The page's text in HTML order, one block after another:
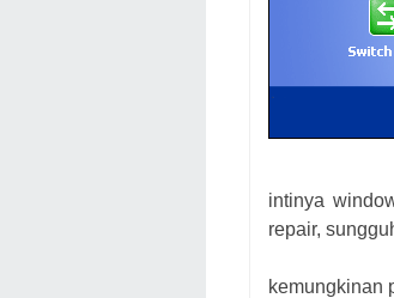
intinya
repair,
kemungkinan